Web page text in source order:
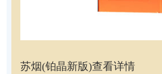
苏烟(铂晶新版)查看详情